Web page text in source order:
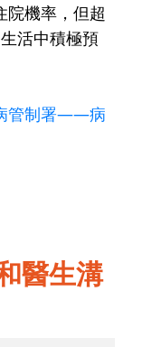
院機率，但超
活中積極預
管制署——病
醫生溝